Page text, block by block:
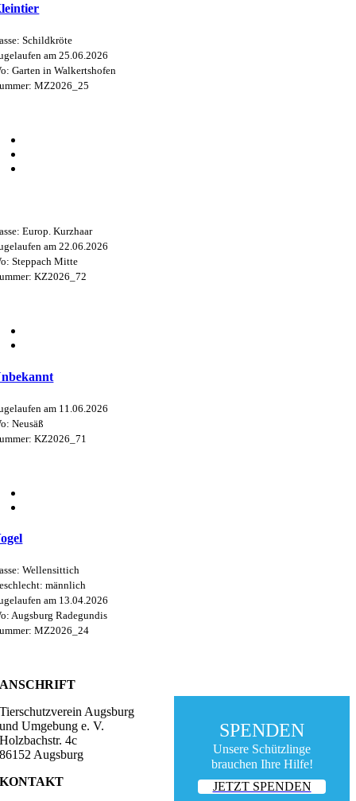
Schildkröte
am 25.06.2026
Garten in Walkertshofen
MZ2026_25
Europ. Kurzhaar
am 22.06.2026
Steppach Mitte
KZ2026_72
am 11.06.2026
Neusäß
KZ2026_71
Wellensittich
männlich
am 13.04.2026
Augsburg Radegundis
MZ2026_24
SPENDEN
Unsere Schützlinge
brauchen Ihre Hilfe!
JETZT SPENDEN
ANSCHRIFT
Tierschutzverein Augsburg
und Umgebung e. V.
Holzbachstr. 4c
86152 Augsburg
KONTAKT